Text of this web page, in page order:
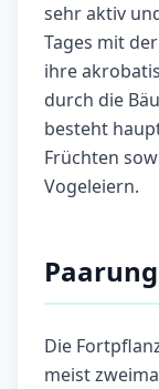
sehr aktiv
Tages mit
ihre
durch die
besteht
Früchten
Vogeleiern.
Die
meist